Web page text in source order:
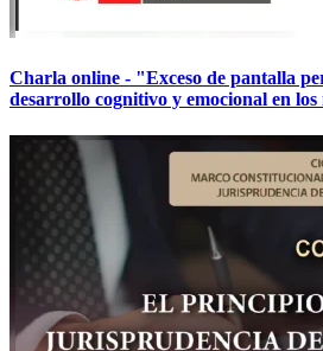
Charla online - "Exceso de pantalla
desarrollo cognitivo y emocional en los